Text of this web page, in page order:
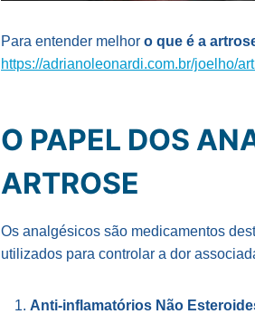
Para entender melhor o que é a
https://adrianoleonardi.com.br/joelho/
O PAPEL DOS
ARTROSE
Os analgésicos são medicamentos
utilizados para controlar a dor
Anti-inflamatórios Não